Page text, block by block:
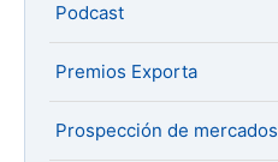
Podcast
Premios Exporta
Prospección de mercados